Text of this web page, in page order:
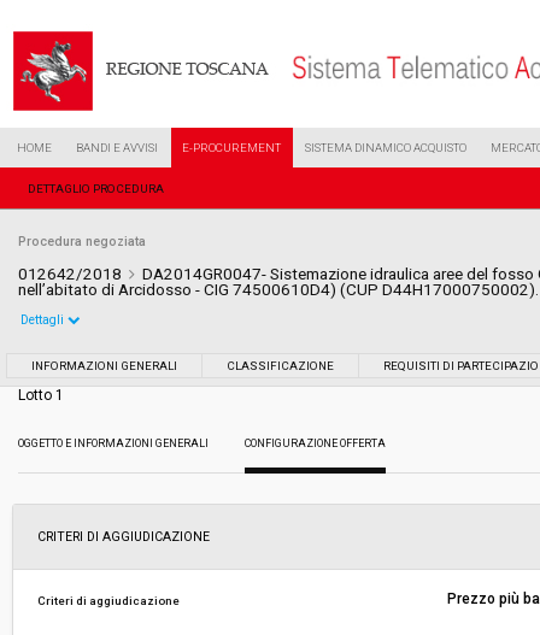
HOME BANDI E AVVISI E-PROCUREMENT SISTEMA DINAMICO ACQUISTO
DETTAGLIO PROCEDURA
Procedura negoziata
012642/2018
DA2014GR0047- Sistemazione idraulica aree del fosso
nell’abitato di Arcidosso - CIG 74500610D4) (CUP
Tipo di contratto:
13/06/2018 15:40
Svolgimento:
Responsabile attuale: REGIONE TOSCANA - Settore Genio Civile
Dettagli
INFORMAZIONI GENERALI CLASSIFICAZIONE REQUISITI DI
Lotto 1
OGGETTO E INFORMAZIONI GENERALI CONFIGURAZIONE OFFERTA
CRITERI DI AGGIUDICAZIONE
Criteri di aggiudicazione Prezzo più